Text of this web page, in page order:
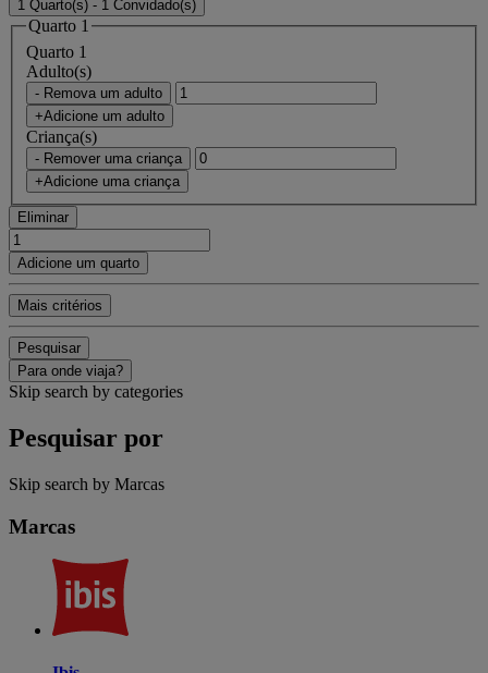
1 Quarto(s) - 1 Convidado(s)
Quarto 1
Quarto 1
Adulto(s)
- Remova um adulto
+Adicione um adulto
Criança(s)
- Remover uma criança
+Adicione uma criança
Eliminar
Adicione um quarto
Mais critérios
Pesquisar
Para onde viaja?
Skip search by categories
Pesquisar por
Skip search by Marcas
Marcas